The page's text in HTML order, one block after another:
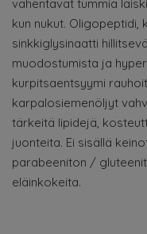
vähentävät tummia
kun nukut. Oligopeptidi,
sinkkiglysinaatti
muodostumista ja
kurpitsaentsyymi
karpalosiemenöljyt
tärkeitä lipidejä,
juonteita. Ei sisällä
parabeeniton /
eläinkokeita.